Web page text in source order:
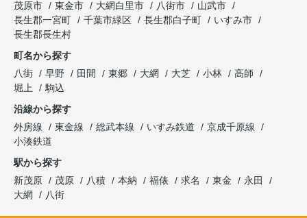
茂原市
東金市 大網白里市 八街市
山武市
長生郡一宮町
千葉市緑区 長生郡白子町
いすみ市
長生郡長生村
町名から探す
八街
早野 田間 東郷 大網 大芝 小林
高師
堀上
駒込
沿線から探す
外房線
東金線 総武本線 いすみ鉄道
京成千原線
小湊鉄道
駅から探す
新茂原
茂原 八積 本納 福俵 求名 東金
永田
大網
八街